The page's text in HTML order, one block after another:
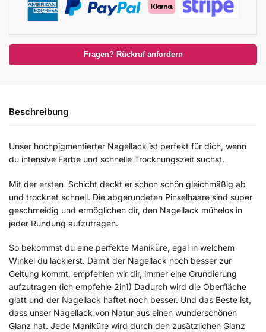
Fragen? Rückruf anfordern
Beschreibung
Unser hochpigmentierter Nagellack ist perfekt für dich, wenn
du intensive Farbe und schnelle Trocknungszeit suchst.
Mit der ersten Schicht deckt er schon schön gleichmäßig ab
und trocknet schnell. Die abgerundeten Pinselhaare sind super
geschmeidig und ermöglichen dir, den Nagellack mühelos in
jeder Rundung aufzutragen.
So bekommst du eine perfekte Maniküre, egal in welchem
Winkel du lackierst. Damit der Nagellack noch besser zur
Geltung kommt, empfehlen wir dir, immer eine Grundierung
aufzutragen (ich empfehle 2in1) Dadurch wird die Oberfläche
glatt und der Nagellack haftet noch besser. Und das Beste ist,
dass unser Nagellack von Natur aus einen wunderschönen
Glanz hat. Jede Maniküre wird durch den zusätzlichen Glanz